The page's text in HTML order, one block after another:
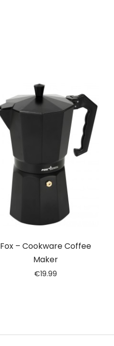
Fox – Cookware Coffee
Maker
€19.99